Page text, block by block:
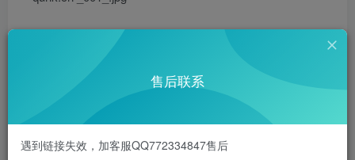
售后联系
遇到链接失效，加客服QQ772334847售后